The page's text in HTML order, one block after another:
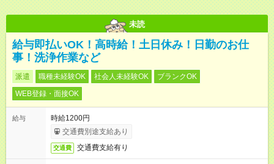
未読
給与即払いOK！高時給！土日休み！日勤のお仕
事！洗浄作業など
派遣 職種未経験OK 社会人未経験OK
ブランクOK
WEB登録・面接OK
給与
時給1200円
交通費別途支給あり
交通費 交通費支給有り